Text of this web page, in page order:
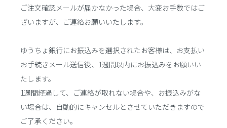
ご注文確認メールが届かなかった場合、大変お手数ではご
ざいますが、ご連絡お願いいたします。
ゆうちょ銀行にお振込みを選択されたお客様は、お支払い
お手続きメール送信後、1週間以内にお振込みをお願いい
たします。
1週間経過して、ご連絡が取れない場合や、お振込みがな
い場合は、自動的にキャンセルとさせていただきますので
ご了承ください。